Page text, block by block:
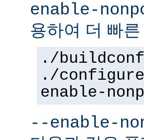
enable-
용하여 더 빠
./buildconf
./
enable-
--enable-